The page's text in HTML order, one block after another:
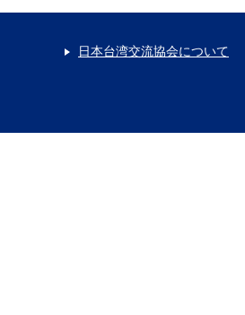
日本台湾交流協会について